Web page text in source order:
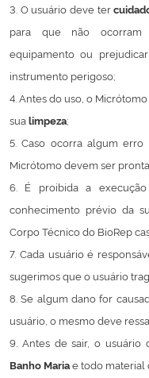
Ministério do Turismo
Ministério do Desenvolvimento
Controladoria-Geral da União
Ministério da Mulher, da Família
Secretaria-Geral
Gabinete de Segurança
Advocacia-Geral da União
Banco Central do Brasil
3. O usuário deve ter
para que não ocorram
equipamento ou
instrumento perigoso;
4. Antes do uso, o
sualimpeza;
5. Caso ocorra algum
Micrótomo devem ser
6. É proibida a
conhecimento prévio da
Corpo Técnico do BioRep
7. Cada usuário é
sugerimos que o usuário
8. Se algum dano for
usuário, o mesmo deve
9. Antes de sair, o usuário
Banho Mariae todo material